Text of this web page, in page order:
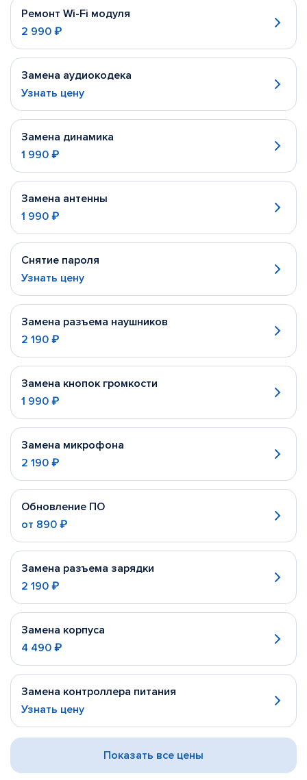
Ремонт Wi-Fi модуля
2 990 ₽
Замена аудиокодека
Узнать цену
Замена динамика
1 990 ₽
Замена антенны
1 990 ₽
Снятие пароля
Узнать цену
Замена разъема наушников
2 190 ₽
Замена кнопок громкости
1 990 ₽
Замена микрофона
2 190 ₽
Обновление ПО
от 890 ₽
Замена разъема зарядки
2 190 ₽
Замена корпуса
4 490 ₽
Замена контроллера питания
Узнать цену
Показать все цены